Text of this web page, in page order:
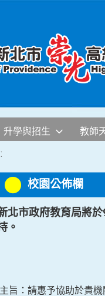
升學與招生 教師
校園公佈欄
北市政府教育局將
。
主旨：請惠予協助於貴